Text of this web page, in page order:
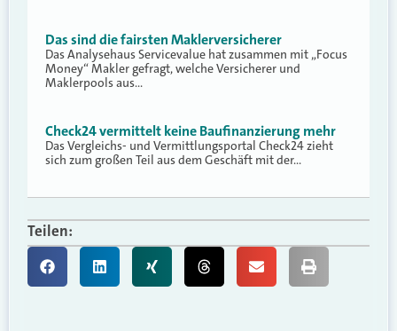
Das sind die fairsten Maklerversicherer
Das Analysehaus Servicevalue hat zusammen mit „Focus
Money“ Makler gefragt, welche Versicherer und
Maklerpools aus…
Check24 vermittelt keine Baufinanzierung mehr
Das Vergleichs- und Vermittlungsportal Check24 zieht
sich zum großen Teil aus dem Geschäft mit der…
Teilen: